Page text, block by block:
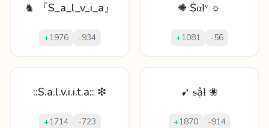
♞ 『S_a_l_v_i_a』
+1976 -934
✺ Ṩαƚᵛ ☼
+1081 -56
::S.a.l.v.i.i.t.a:: ❇
+1714 -723
➹ ᵴậƚ ❀
+1870 -914